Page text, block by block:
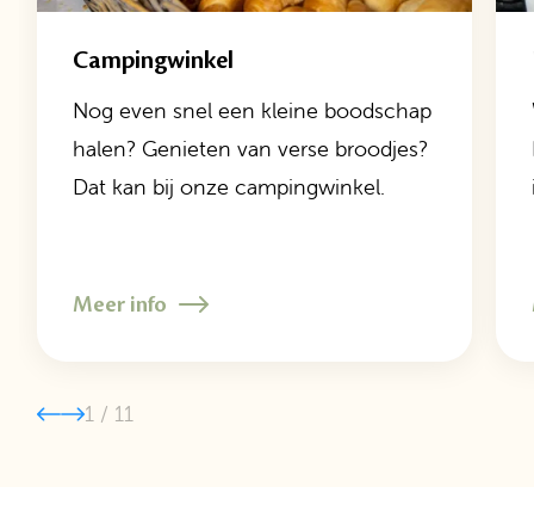
Campingwinkel
Nog even snel een kleine boodschap
halen? Genieten van verse broodjes?
Dat kan bij onze campingwinkel.
Meer info
1 / 11